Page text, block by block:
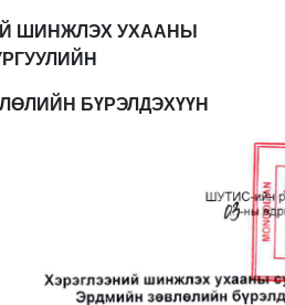
ШИНЖЛЭХ УХААНЫ
БҮРЭЛДЭХҮҮН